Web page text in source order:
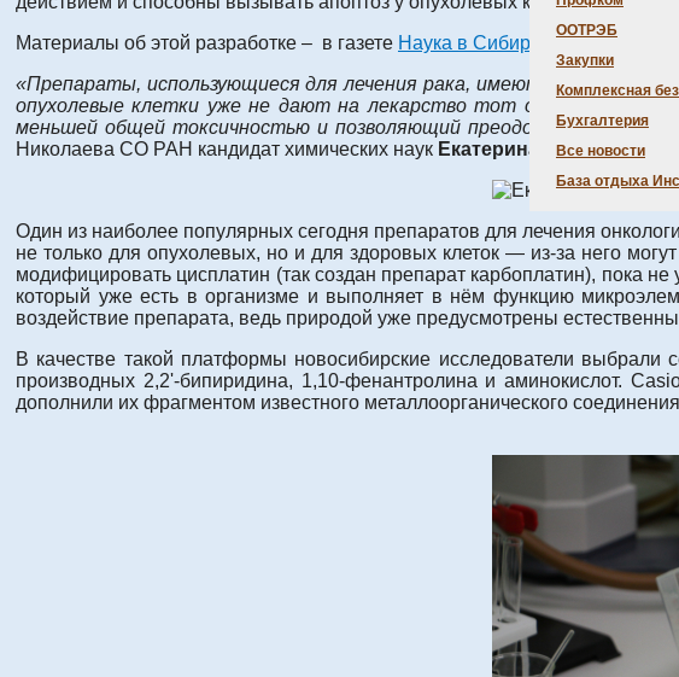
ООТРЭБ
Закупки
Комплексная
Бухгалтерия
Все новости
База отдыха
Материалы об этой разработке – в газете Наука в Сибири (04.12.2025) и
«Препараты, использующиеся для лечения рака, имеют побочные
опухолевые клетки уже не дают на лекарство тот ответ,
меньшей общей токсичностью и позволяющий преодолевать
Николаева СО РАН кандидат химических наук Екатерина Андреевна
Один из наиболее популярных сегодня препаратов для лечения
не только для опухолевых, но и для здоровых клеток — из-за него
модифицировать цисплатин (так создан препарат карбоплатин), пока
который уже есть в организме и выполняет в нём функцию
воздействие препарата, ведь природой уже предусмотрены
В качестве такой платформы новосибирские исследователи
производных 2,2'-бипиридина, 1,10-фенантролина и аминокислот.
дополнили их фрагментом известного металлоорганического